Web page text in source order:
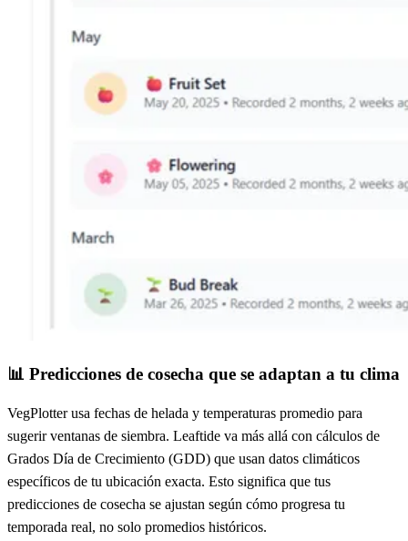
📊 Predicciones de cosecha que se adaptan a tu clima
VegPlotter usa fechas de helada y temperaturas promedio para
sugerir ventanas de siembra. Leaftide va más allá con cálculos de
Grados Día de Crecimiento (GDD) que usan datos climáticos
específicos de tu ubicación exacta. Esto significa que tus
predicciones de cosecha se ajustan según cómo progresa tu
temporada real, no solo promedios históricos.